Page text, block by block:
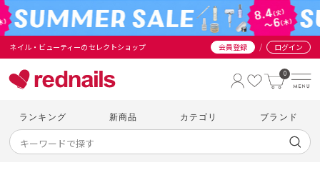
ネイル・ビューティーのセレクトショップ 会員登録 / ログイン
0
ランキング 新商品 カテゴリ ブランド